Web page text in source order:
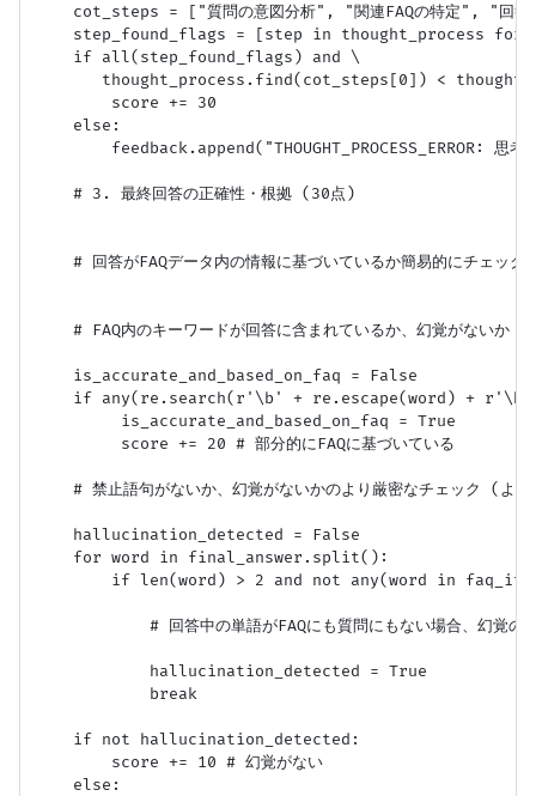
cot_steps = ["質問の意図分析", "関連FAQの特定", "回答
step_found_flags = [step in thought_process for
    if all(step_found_flags) and \
thought_process.find(cot_steps[0]) <
        score += 30
    else:
feedback.append("THOUGHT_PROCESS_ERROR: 思考ステ
    # 3. 最終回答の正確性・根拠 (30点)
# 回答がFAQデータ内の情報に基づいているか簡易的にチェック
    # FAQ内のキーワードが回答に含まれているか、幻覚がないか
    is_accurate_and_based_on_faq = False
if any(re.search(r'\b' + re.escape(word) +
         is_accurate_and_based_on_faq = True
         score += 20 # 部分的にFAQに基づいている
# 禁止語句がないか、幻覚がないかのより厳密なチェック (よ
    hallucination_detected = False
    for word in final_answer.split():
if len(word) > 2 and not any(word in
# 回答中の単語がFAQにも質問にもない場合、幻覚の
            hallucination_detected = True
            break
    if not hallucination_detected:
        score += 10 # 幻覚がない
    else: